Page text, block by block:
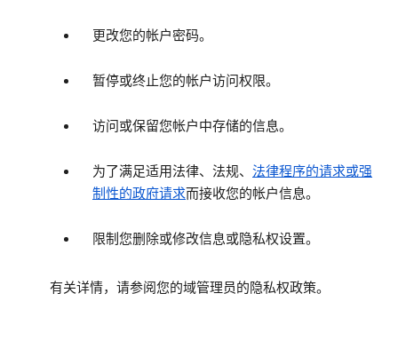
更改您的帐户密码。
暂停或终止您的帐户访问权限。
访问或保留您帐户中存储的信息。
为了满足适用法律、法规、 法律程序的请求或强
制性的政府请求而接收您的帐户信息。
限制您删除或修改信息或隐私权设置。
有关详情，请参阅您的域管理员的隐私权政策。